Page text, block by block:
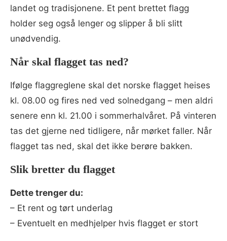
landet og tradisjonene. Et pent brettet flagg
holder seg også lenger og slipper å bli slitt
unødvendig.
Når skal flagget tas ned?
Ifølge flaggreglene skal det norske flagget heises
kl. 08.00 og fires ned ved solnedgang – men aldri
senere enn kl. 21.00 i sommerhalvåret. På vinteren
tas det gjerne ned tidligere, når mørket faller. Når
flagget tas ned, skal det ikke berøre bakken.
Slik bretter du flagget
Dette trenger du:
– Et rent og tørt underlag
– Eventuelt en medhjelper hvis flagget er stort